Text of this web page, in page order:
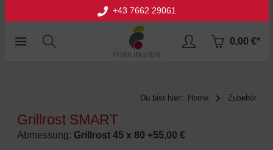
+43 7662 29061
0,00 €*
Du bist hier: Home Zubehör
Grillrost SMART
Abmessung: Grillrost 45 x 80 +55,00 €